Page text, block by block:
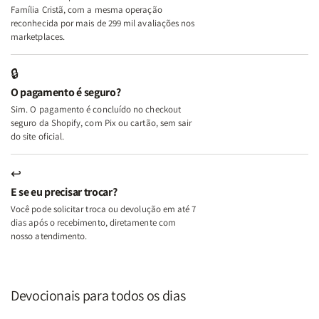
A
Mulher
Lar
A
Lar
Família Cristã, com a mesma operação
reconhecida por mais de 299 mil avaliações nos
marketplaces.
🔒
O pagamento é seguro?
Sim. O pagamento é concluído no checkout
seguro da Shopify, com Pix ou cartão, sem sair
do site oficial.
↩
E se eu precisar trocar?
Você pode solicitar troca ou devolução em até 7
dias após o recebimento, diretamente com
nosso atendimento.
Devocionais para todos os dias